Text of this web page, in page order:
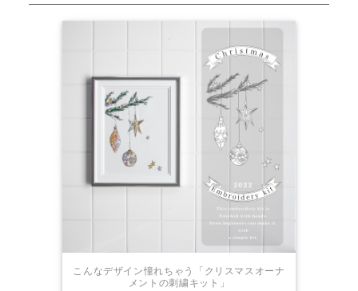
こんなデザイン憧れちゃう「クリスマスオーナ
メントの刺繍キット」